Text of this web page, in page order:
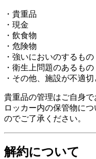
・貴重品
・現金
・飲食物
・危険物
・強いにおいのするもの
・衛生上問題のあるもの
・その他、施設が不適
貴重品の管理はご自身で
ロッカー内の保管物に
のでご了承ください。
解約について